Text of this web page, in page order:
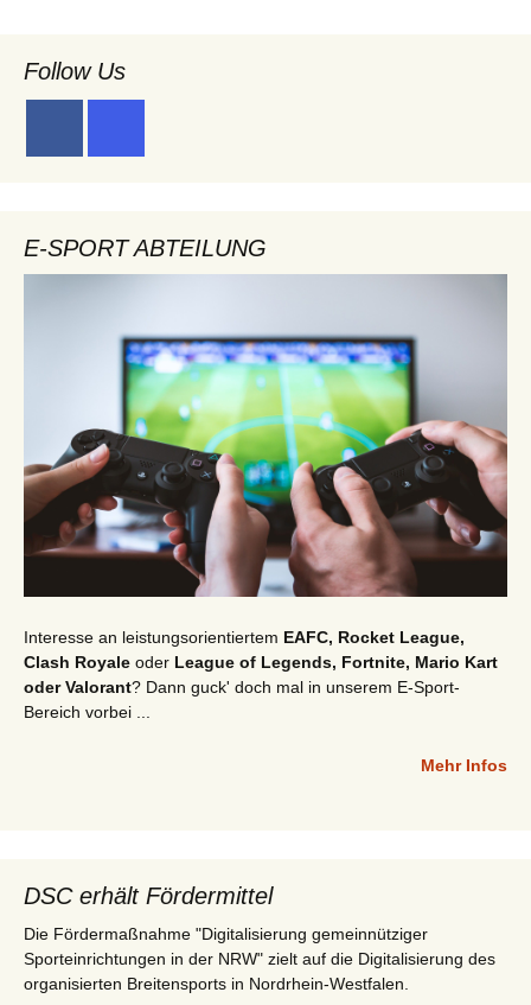
Follow Us
E-SPORT ABTEILUNG
Interesse an leistungsorientiertem EAFC, Rocket League,
Clash Royale oder League of Legends, Fortnite, Mario Kart
oder Valorant? Dann guck' doch mal in unserem E-Sport-
Bereich vorbei ...
Mehr Infos
DSC erhält Fördermittel
Die Fördermaßnahme "Digitalisierung gemeinnütziger
Sporteinrichtungen in der NRW" zielt auf die Digitalisierung des
organisierten Breitensports in Nordrhein-Westfalen.